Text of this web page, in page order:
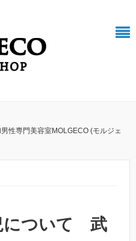
性専門美容室MOLGECO (モルジェ
について 武